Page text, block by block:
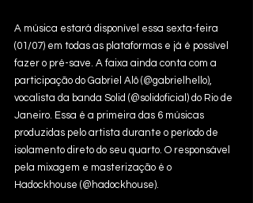
A música estará disponível essa sexta-feira
(01/07) em todas as plataformas e já é possível
fazer o pré-save. A faixa ainda conta com a
participação do Gabriel Alô (@gabrielhello),
vocalista da banda Solid (@solidoficial) do Rio de
Janeiro. Essa é a primeira das 6 músicas
produzidas pelo artista durante o período de
isolamento direto do seu quarto. O responsável
pela mixagem e masterização é o
Hadockhouse (@hadockhouse).